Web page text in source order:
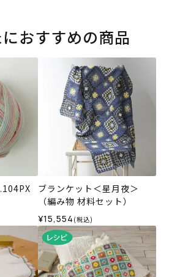
おすすめの商品
ブランケット＜星月夜＞
（編み物 材料セット）
¥15,554 (税込)